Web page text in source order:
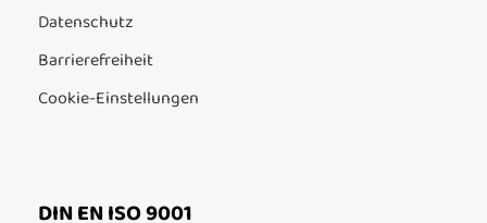
Datenschutz
Barrierefreiheit
Cookie-Einstellungen
DIN EN ISO 9001